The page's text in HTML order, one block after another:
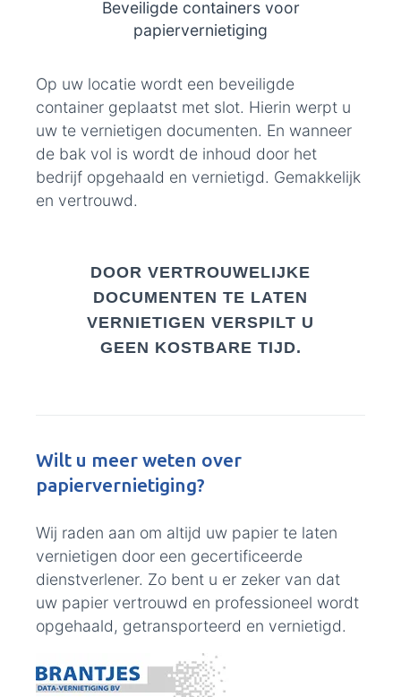
Beveiligde containers voor
papiervernietiging
Op uw locatie wordt een beveiligde
container geplaatst met slot. Hierin werpt u
uw te vernietigen documenten. En wanneer
de bak vol is wordt de inhoud door het
bedrijf opgehaald en vernietigd. Gemakkelijk
en vertrouwd.
DOOR VERTROUWELIJKE
DOCUMENTEN TE LATEN
VERNIETIGEN VERSPILT U
GEEN KOSTBARE TIJD.
Wilt u meer weten over
papiervernietiging?
Wij raden aan om altijd uw papier te laten
vernietigen door een gecertificeerde
dienstverlener. Zo bent u er zeker van dat
uw papier vertrouwd en professioneel wordt
opgehaald, getransporteerd en vernietigd.